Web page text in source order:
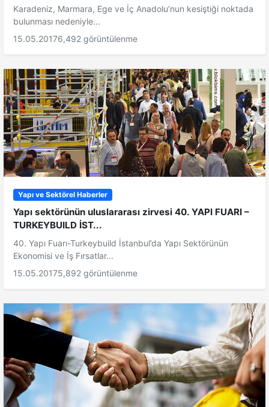
Karadeniz, Marmara, Ege ve İç Anadolu’nun kesiştiği noktada
bulunması nedeniyle...
15.05.20176,492 görüntülenme
Yapı ve Sektörel Haberler
Yapı sektörünün uluslararası zirvesi 40. YAPI FUARI –
TURKEYBUILD İST...
40. Yapı Fuarı-Turkeybuild İstanbul’da Yapı Sektörünün
Ekonomisi ve İş Fırsatlar...
15.05.20175,892 görüntülenme